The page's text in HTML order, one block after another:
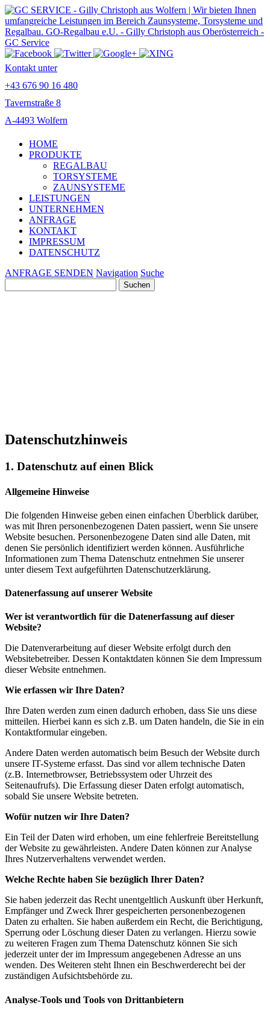
Kontakt unter
+43 676 90 16 480
Tavernstraße 8
A-4493 Wolfern
HOME
PRODUKTE
REGALBAU
TORSYSTEME
ZAUNSYSTEME
LEISTUNGEN
UNTERNEHMEN
ANFRAGE
KONTAKT
IMPRESSUM
DATENSCHUTZ
ANFRAGE SENDEN Navigation Suche
nach:
Datenschutzhinweis
1. Datenschutz auf einen Blick
Allgemeine Hinweise
Die folgenden Hinweise geben einen einfachen Überblick darüber,
was mit Ihren personenbezogenen Daten passiert, wenn Sie unsere
Website besuchen. Personenbezogene Daten sind alle Daten, mit
denen Sie persönlich identifiziert werden können. Ausführliche
Informationen zum Thema Datenschutz entnehmen Sie unserer
unter diesem Text aufgeführten Datenschutzerklärung.
Datenerfassung auf unserer Website
Wer ist verantwortlich für die Datenerfassung auf dieser
Website?
Die Datenverarbeitung auf dieser Website erfolgt durch den
Websitebetreiber. Dessen Kontaktdaten können Sie dem Impressum
dieser Website entnehmen.
Wie erfassen wir Ihre Daten?
Ihre Daten werden zum einen dadurch erhoben, dass Sie uns diese
mitteilen. Hierbei kann es sich z.B. um Daten handeln, die Sie in ein
Kontaktformular eingeben.
Andere Daten werden automatisch beim Besuch der Website durch
unsere IT-Systeme erfasst. Das sind vor allem technische Daten
(z.B. Internetbrowser, Betriebssystem oder Uhrzeit des
Seitenaufrufs). Die Erfassung dieser Daten erfolgt automatisch,
sobald Sie unsere Website betreten.
Wofür nutzen wir Ihre Daten?
Ein Teil der Daten wird erhoben, um eine fehlerfreie Bereitstellung
der Website zu gewährleisten. Andere Daten können zur Analyse
Ihres Nutzerverhaltens verwendet werden.
Welche Rechte haben Sie bezüglich Ihrer Daten?
Sie haben jederzeit das Recht unentgeltlich Auskunft über Herkunft,
Empfänger und Zweck Ihrer gespeicherten personenbezogenen
Daten zu erhalten. Sie haben außerdem ein Recht, die Berichtigung,
Sperrung oder Löschung dieser Daten zu verlangen. Hierzu sowie
zu weiteren Fragen zum Thema Datenschutz können Sie sich
jederzeit unter der im Impressum angegebenen Adresse an uns
wenden. Des Weiteren steht Ihnen ein Beschwerderecht bei der
zuständigen Aufsichtsbehörde zu.
Analyse-Tools und Tools von Drittanbietern